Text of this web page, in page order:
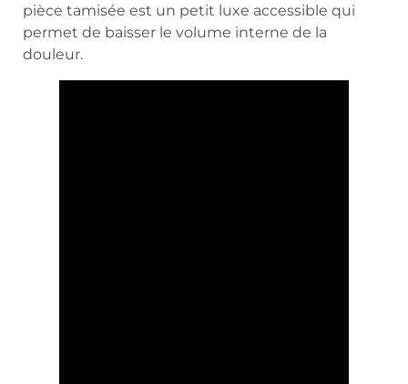
pièce tamisée est un petit luxe accessible qui
permet de baisser le volume interne de la
douleur.